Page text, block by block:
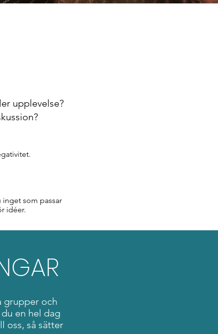
upplevelse?
inget som passar
idéer.
grupper och
en hel dag
oss, så sätter